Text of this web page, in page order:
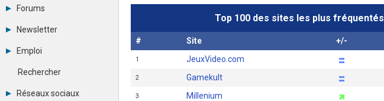
Forums
Tous les forums
Se connecter
Messages privés
Contacter un modérateur
Newsletter
Archives
Abonnement
Emploi
Consulter les annonces
Observatoire de l'emploi
Rechercher
Réseaux sociaux
Top 100 des sites les plus fréquentés
# Site +/-
1 JeuxVideo.com
2 Gamekult
3 Millenium